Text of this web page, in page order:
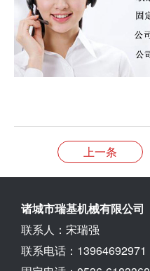
上一条
诸城市瑞基机械有限公司
联系人：宋瑞强
联系电话：13964692971